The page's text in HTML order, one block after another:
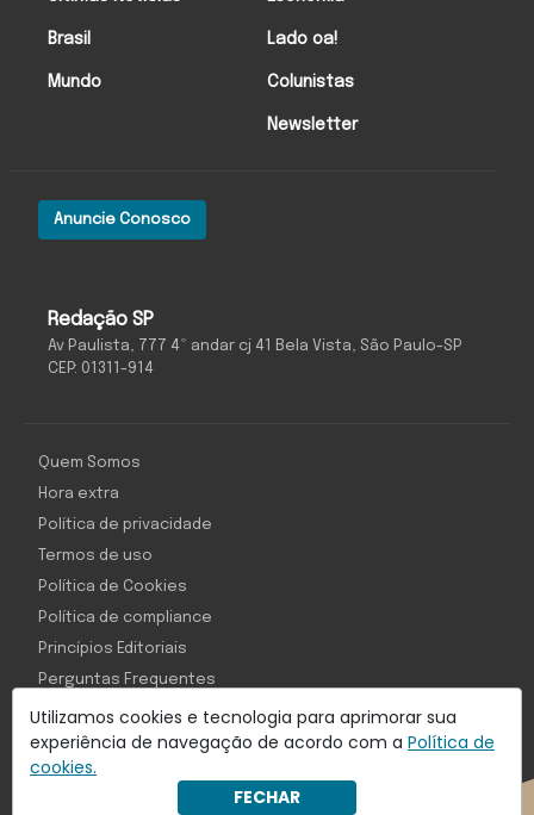
Utilizamos cookies e tecnologia para aprimorar sua
experiência de navegação de acordo com a Política de
cookies.
FECHAR
Redação SP
Av Paulista, 777 4º andar cj 41 Bela Vista, São Paulo-SP
CEP: 01311-914
Anuncie Conosco
Brasil
Mundo
Lado oa!
Colunistas
Newsletter
Com inteligência e tecnologia:
Object1ve - Marketing Solution
Quem Somos
Hora extra
Política de privacidade
Termos de uso
Política de Cookies
Política de compliance
Princípios Editoriais
Perguntas Frequentes